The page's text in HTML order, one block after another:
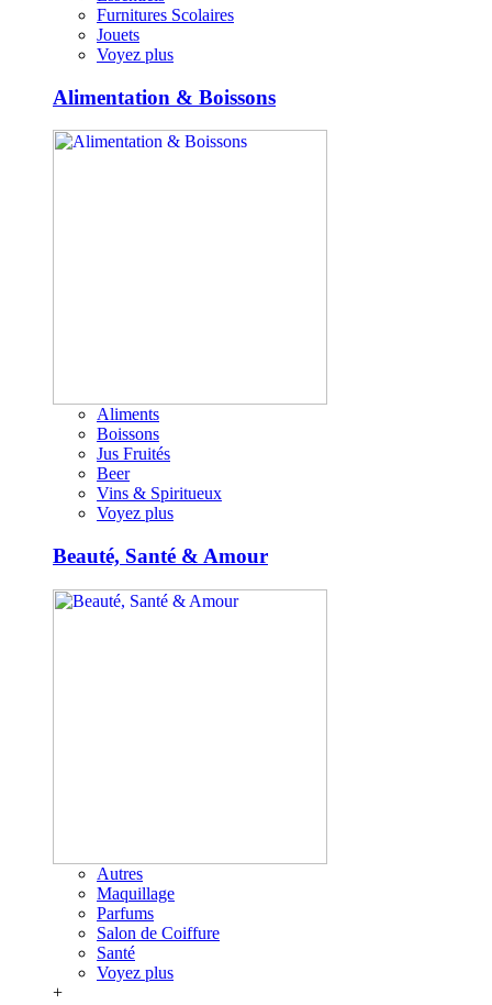
Furnitures Scolaires
Jouets
Voyez plus
Alimentation & Boissons
Aliments
Boissons
Jus Fruités
Beer
Vins & Spiritueux
Voyez plus
Beauté, Santé & Amour
Autres
Maquillage
Parfums
Salon de Coiffure
Santé
Voyez plus
+